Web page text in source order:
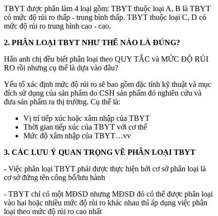
TBYT được phân làm 4 loại gồm: TBYT thuộc loại A, B là TBYT
có mức độ rủi ro thấp - trung bình thấp. TBYT thuộc loại C, D có
mức độ rủi ro trung bình cao - cao.
2. PHÂN LOẠI TBYT NHƯ THẾ NÀO LÀ ĐÚNG?
Hẳn anh chị đều biết phân loại theo QUY TẮC và MỨC ĐỘ RỦI
RO rồi nhưng cụ thể là dựa vào đâu?
Yếu tố xác định mức độ rủi ro sẽ bao gồm đặc tính kỹ thuật và mục
đích sử dụng của sản phẩm do CSH sản phẩm đó nghiên cứu và
đưa sản phẩm ra thị trường. Cụ thể là:
Vị trí tiếp xúc hoặc xâm nhập của TBYT
Thời gian tiếp xúc của TBYT với cơ thể
Mức độ xâm nhập của TBYT…vv
3. CÁC LƯU Ý QUAN TRỌNG VỀ PHÂN LOẠI TBYT
- Việc phân loại TBYT phải được thực hiện bởi cơ sở phân loại là
cơ sở đứng tên công bố/lưu hành
- TBYT chỉ có một MĐSD nhưng MĐSD đó có thể được phân loại
vào hai hoặc nhiều mức độ rủi ro khác nhau thì áp dụng việc phân
loại theo mức độ rủi ro cao nhất